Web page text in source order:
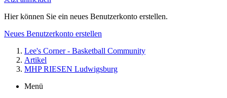
Hier können Sie ein neues Benutzerkonto erstellen.
Neues Benutzerkonto erstellen
Lee's Corner - Basketball Community
Artikel
MHP RIESEN Ludwigsburg
Menü